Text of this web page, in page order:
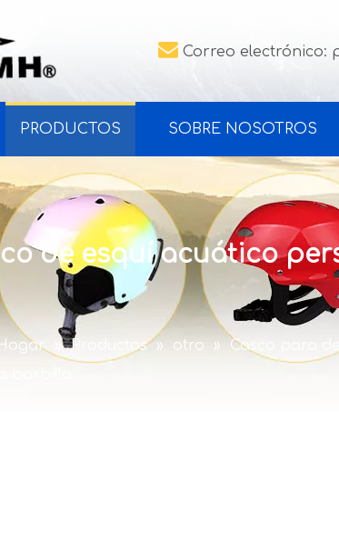
 Correo electrónico:
PRODUCTOS SOBRE NOSOTROS
de esquí acuático
» Productos » otro » Casco para